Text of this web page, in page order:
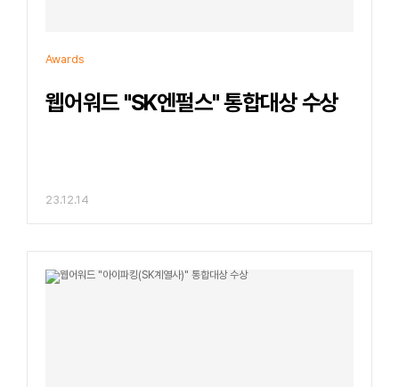
Awards
웹어워드 "SK엔펄스" 통합대상 수상
23.12.14